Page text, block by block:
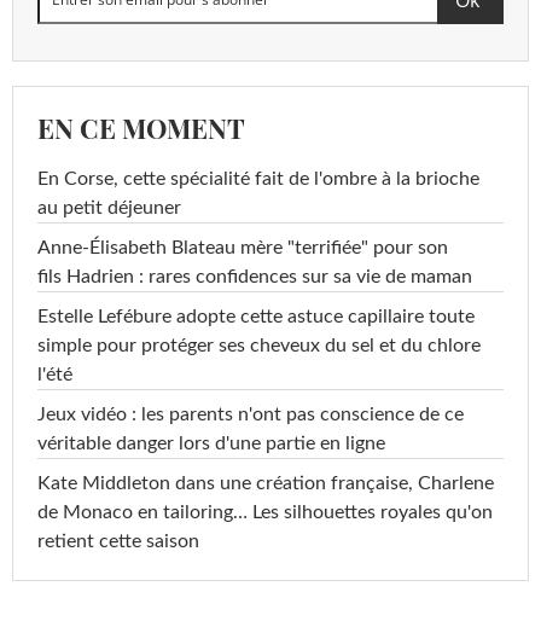
EN CE MOMENT
En Corse, cette spécialité fait de l'ombre à la brioche
au petit déjeuner
Anne-Élisabeth Blateau mère "terrifiée" pour son
fils Hadrien : rares confidences sur sa vie de maman
Estelle Lefébure adopte cette astuce capillaire toute
simple pour protéger ses cheveux du sel et du chlore
l'été
Jeux vidéo : les parents n'ont pas conscience de ce
véritable danger lors d'une partie en ligne
Kate Middleton dans une création française, Charlene
de Monaco en tailoring… Les silhouettes royales qu'on
retient cette saison